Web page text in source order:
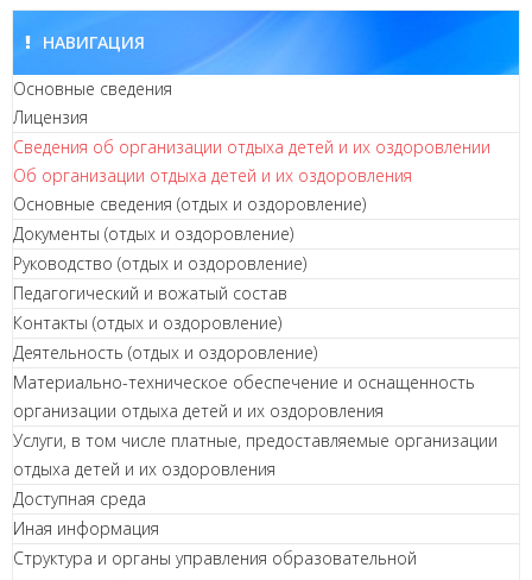
НАВИГАЦИЯ
Основные сведения
Лицензия
Сведения об организации отдыха детей и их оздоровлении
Об организации отдыха детей и их оздоровления
Основные сведения (отдых и оздоровление)
Документы (отдых и оздоровление)
Руководство (отдых и оздоровление)
Педагогический и вожатый состав
Контакты (отдых и оздоровление)
Деятельность (отдых и оздоровление)
Материально-техническое обеспечение и оснащенность
организации отдыха детей и их оздоровления
Услуги, в том числе платные, предоставляемые организации
отдыха детей и их оздоровления
Доступная среда
Иная информация
Структура и органы управления образовательной